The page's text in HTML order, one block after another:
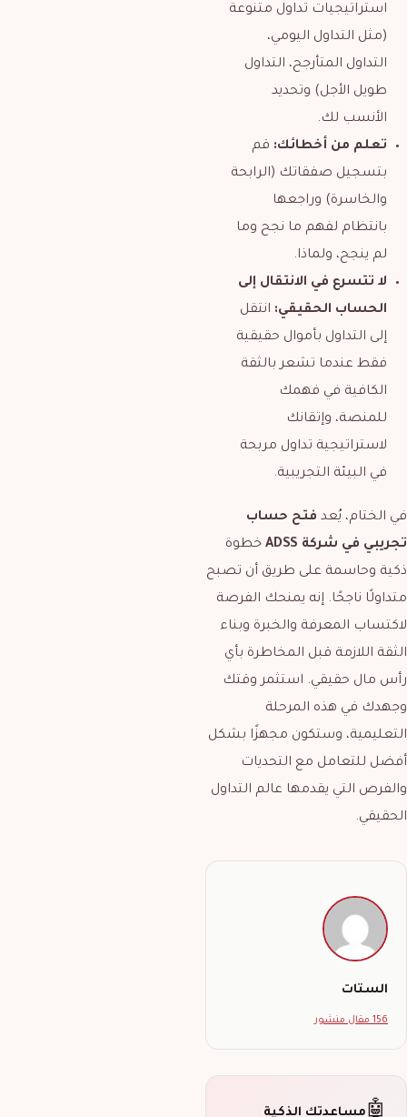
استراتيجيات تداول متنوعة
(مثل التداول اليومي،
التداول المتأرجح، التداول
طويل الأجل) وتحديد
الأنسب لك.
تعلم من أخطائك: قم
بتسجيل صفقاتك (الرابحة
والخاسرة) وراجعها
بانتظام لفهم ما نجح وما
لم ينجح، ولماذا.
لا تتسرع في الانتقال إلى
الحساب الحقيقي: انتقل
إلى التداول بأموال حقيقية
فقط عندما تشعر بالثقة
الكافية في فهمك
للمنصة، وإتقانك
لاستراتيجية تداول مربحة
في البيئة التجريبية.
في الختام، يُعد فتح حساب
تجريبي في شركة ADSS خطوة
ذكية وحاسمة على طريق أن تصبح
متداولًا ناجحًا. إنه يمنحك الفرصة
لاكتساب المعرفة والخبرة وبناء
الثقة اللازمة قبل المخاطرة بأي
رأس مال حقيقي. استثمر وقتك
وجهدك في هذه المرحلة
التعليمية، وستكون مجهزًا بشكل
أفضل للتعامل مع التحديات
والفرص التي يقدمها عالم التداول
الحقيقي.
الستات
156 مقال منشور
🤖 مساعدتكِ الذكية